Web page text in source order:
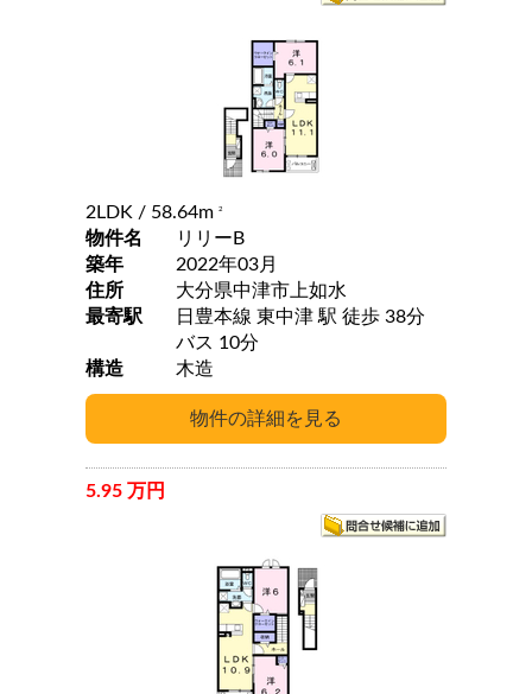
2LDK / 58.64m 2
物件名
リリーB
築年
2022年03月
住所
大分県中津市上如水
最寄駅
日豊本線 東中津 駅 徒歩 38分
バス 10分
構造
木造
5.95 万円